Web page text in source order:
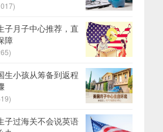
子月子中心推荐，直
障
生小孩从筹备到返程
子过海关不会说英语